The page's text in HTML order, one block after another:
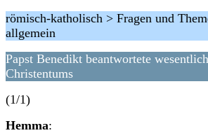
römisch-katholisch > Fragen und
allgemein
Papst Benedikt beantwortete
Christentums
(1/1)
Hemma: